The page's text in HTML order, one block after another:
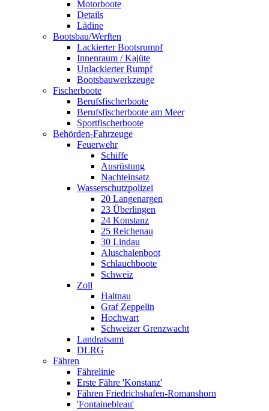
Motorboote
Details
Lädine
Bootsbau/Werften
Lackierter Bootsrumpf
Innenraum / Kajüte
Unlackierter Rumpf
Bootsbauwerkzeuge
Fischerboote
Berufsfischerboote
Berufsfischerboote am Meer
Sportfischerboote
Behörden-Fahrzeuge
Feuerwehr
Schiffe
Ausrüstung
Nachteinsatz
Wasserschutzpolizei
20 Langenargen
23 Überlingen
24 Konstanz
25 Reichenau
30 Lindau
Aluschalenboot
Schlauchboote
Schweiz
Zoll
Haltnau
Graf Zeppelin
Hochwart
Schweizer Grenzwacht
Landratsamt
DLRG
Fähren
Fährelinie
Erste Fähre 'Konstanz'
Fähren Friedrichshafen-Romanshorn
'Fontainebleau'